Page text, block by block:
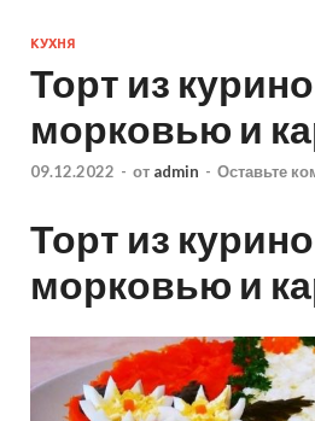
КУХНЯ
Торт из
морковью и
09.12.2022 - от admin - Оставьте
Торт из
морковью и